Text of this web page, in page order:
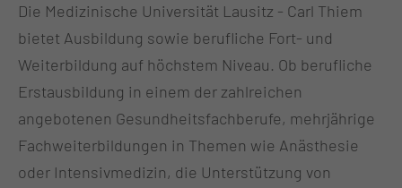
Die Medizinische Universität Lausitz - Carl Thiem
bietet Ausbildung sowie berufliche Fort- und
Weiterbildung auf höchstem Niveau. Ob berufliche
Erstausbildung in einem der zahlreichen
angebotenen Gesundheitsfachberufe, mehrjährige
Fachweiterbildungen in Themen wie Anästhesie
oder Intensivmedizin, die Unterstützung von